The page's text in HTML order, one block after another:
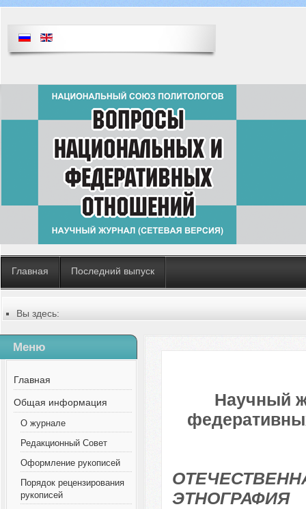
Главная Последний выпуск
Вы здесь:
Содержание выпусков
№ 1 (46), 2019
Русский
Меню
Главная
Общая информация
О журнале
Редакционный Совет
Оформление рукописей
Порядок рецензирования
рукописей
Научный
ЭТНОГРАФИЯ